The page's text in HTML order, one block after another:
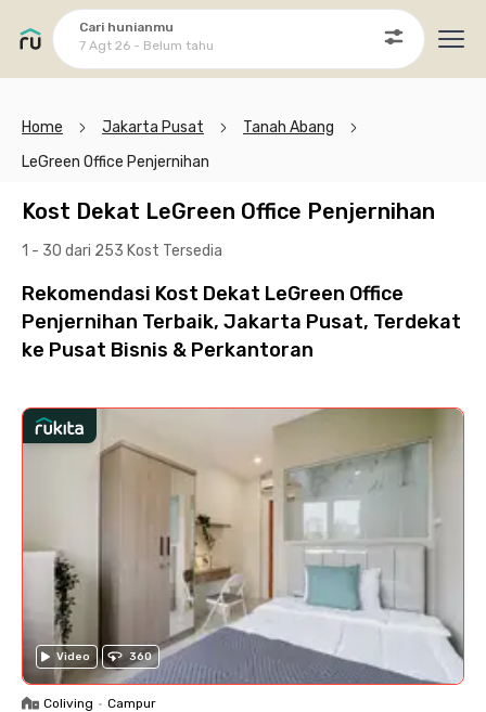
Cari hunianmu
7 Agt 26 - Belum tahu
Home Jakarta Pusat
Tanah Abang
LeGreen Office Penjernihan
Kost Dekat LeGreen Office Penjernihan
1 - 30 dari 253 Kost Tersedia
Rekomendasi Kost Dekat LeGreen Office
Penjernihan Terbaik, Jakarta Pusat, Terdekat
ke Pusat Bisnis & Perkantoran
Video 360
Coliving • Campur